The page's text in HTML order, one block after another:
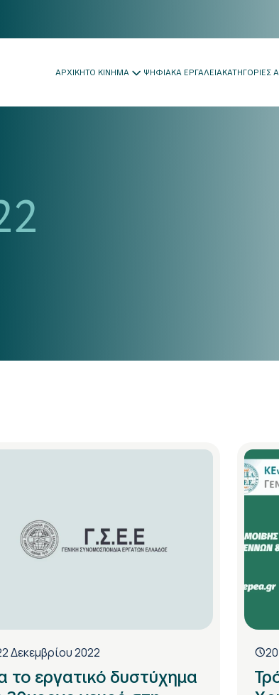
ΑΡΧΙΚΗΤΟ ΚΙΝΗΜΑ ΨΗΦΙΑΚΑ ΕΡΓΑΛΕΙΑΚΑΤΗΓΟΡΙΕΣ
Δεκεμβρίου 2022
το εργατικό δυστύχημα